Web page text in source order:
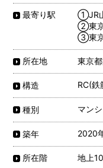
最寄り駅
①JR
②東京
③東京
所在地 東京
構造 RC(
種別 マン
築年 2020
所在階 地上